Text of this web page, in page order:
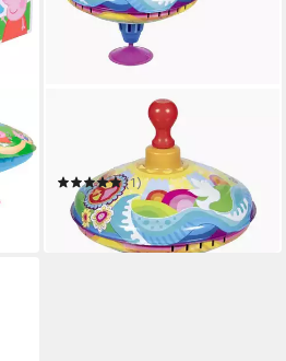
Spielzeug-Musikinstrument
Brummkreisel Sonnenwirbel
(1)
24,44 €
in 4-5 Werktagen bei dir